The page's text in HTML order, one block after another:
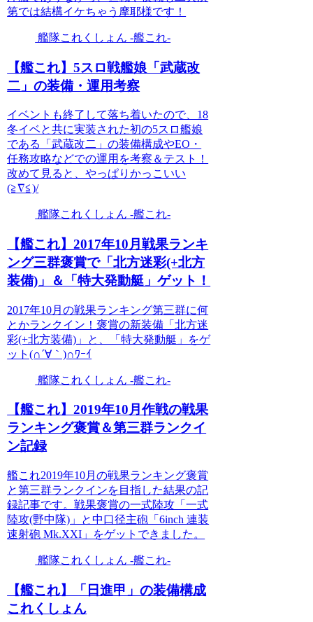
第では結構イケちゃう摩耶様です！
艦隊これくしょん -艦これ-
【艦これ】5スロ戦艦娘「武蔵改
二」の装備・運用考察
イベントも終了して落ち着いたので、18
冬イベと共に実装された初の5スロ艦娘
である「武蔵改二」の装備構成やEO・
任務攻略などでの運用を考察＆テスト！
改めて見ると、やっぱりかっこいい
(≧∇≦)/
艦隊これくしょん -艦これ-
【艦これ】2017年10月戦果ランキ
ング三群褒賞で「北方迷彩(+北方
装備)」＆「特大発動艇」ゲット！
2017年10月の戦果ランキング第三群に何
とかランクイン！褒賞の新装備「北方迷
彩(+北方装備)」と、「特大発動艇」をゲ
ット(∩´∀｀)∩ﾜｰｲ
艦隊これくしょん -艦これ-
【艦これ】2019年10月作戦の戦果
ランキング褒賞＆第三群ランクイ
ン記録
艦これ2019年10月の戦果ランキング褒賞
と第三群ランクインを目指した結果の記
録記事です。戦果褒賞の一式陸攻「一式
陸攻(野中隊)」と中口径主砲「6inch 連装
速射砲 Mk.XXI」をゲットできました。
艦隊これくしょん -艦これ-
【艦これ】「日進甲」の装備構成
これくしょん